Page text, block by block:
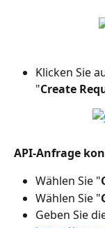
Klicken Sie
"Create
API-Anfrage
Wählen Sie "
Wählen Sie "
Geben Sie